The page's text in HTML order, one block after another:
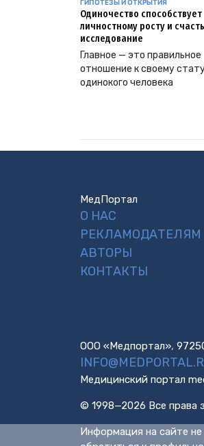
ГИПОТЕЗЫ И ОТКРЫТИЯ
Одиночество способствует
личностному росту и
исследование
Главное — это правильное
отношение к своему
одинокого человека
МедПортал
О НАС
РЕКЛАМОДАТЕЛЯМ
АВТОРЫ
КОНТАКТЫ
ООО «Медпортал»,
Медицинский портал
© 1998—2026 Все права
Информация на сайте